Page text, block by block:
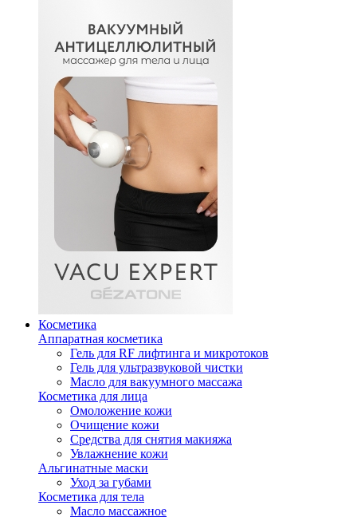
Косметика
Аппаратная косметика
Гель для RF лифтинга и микротоков
Гель для ультразвуковой чистки
Масло для вакуумного массажа
Косметика для лица
Омоложение кожи
Очищение кожи
Средства для снятия макияжа
Увлажнение кожи
Альгинатные маски
Уход за губами
Косметика для тела
Масло массажное